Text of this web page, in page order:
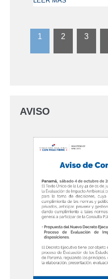
1 2 3
AVISO